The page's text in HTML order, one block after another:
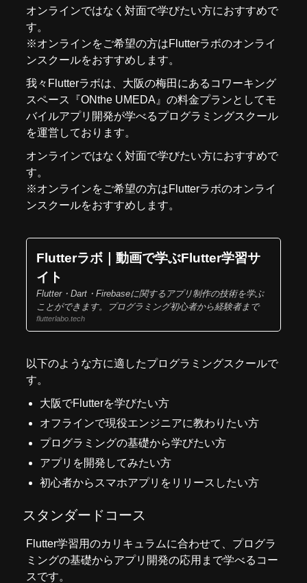
オンラインではなく対面で学びたい方におすすめで
す。
※オンラインをご希望の方はFlutterラボのオンライ
ンスクールをおすすめします。
我々 Flutterラボは、大阪の梅田にあるコワーキング
スペース『ONthe UMEDA 』の料金プランとしてモ
バイルアプリ開発が学べるプログラミングスクール
を運営しております。
オンラインではなく対面で学びたい方におすすめで
す。
※オンラインをご希望の方はFlutterラボのオンライ
ンスクールをおすすめします。
Flutterラボ｜動画で学ぶFlutter学習サ
イト
Flutter・Dart・Firebaseに関するアプリ制作の技術を学ぶ
ことができます。プログラミング初心者から経験者まで
flutterlabo.tech
以下のような方に適したプログラミングスクールで
す。
大阪でFlutterを学びたい方
オフラインで現役エンジニアに教わりたい方
プログラミングの基礎から学びたい方
アプリを開発してみたい方
初心者からスマホアプリをリリースしたい方
スタンダードコース
Flutter学習用のカリキュラムに合わせて、プログラ
ミングの基礎からアプリ開発の応用まで学べるコー
スです。